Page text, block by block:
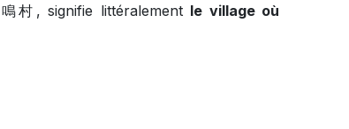
村, signifie littéralement le village où